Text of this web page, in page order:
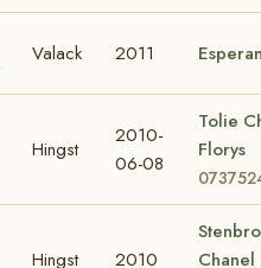
Valack 2011
Hingst
2010-
06-08
Tolie
Florys
Hingst 2010
Chanel